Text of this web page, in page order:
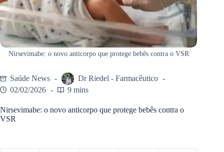
Nirsevimabe: o novo anticorpo que protege bebês contra o VSR
Saúde News
Dr Riedel - Farmacêutico
02/02/2026
9 mins
Nirsevimabe: o novo anticorpo que protege bebês contra o
VSR